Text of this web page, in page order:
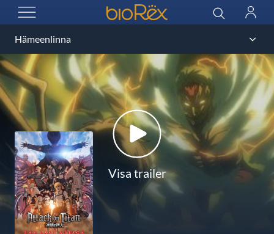
ÖPPNA MENYN
BioRex Cinemas Sök
Logga
Visa trailer